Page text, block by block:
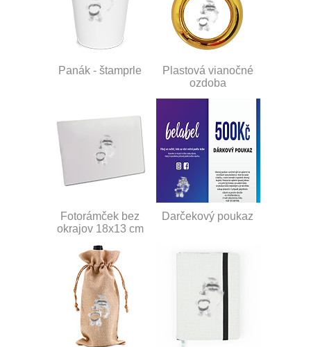
Panák - štamprle
Plastová vianočné
ozdoba
Fotorámček bez
okrajov 18x13 cm
Darčekový poukaz